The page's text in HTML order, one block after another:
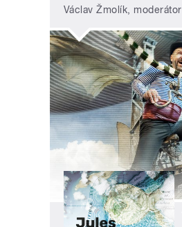
Václav Žmolík, moderátor